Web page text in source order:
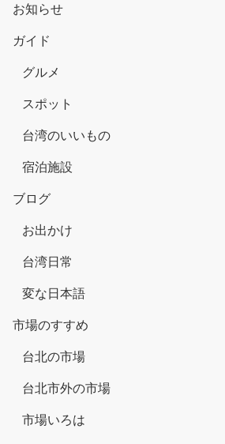
お知らせ
ガイド
グルメ
スポット
台湾のいいもの
宿泊施設
ブログ
お出かけ
台湾日常
変な日本語
市場のすすめ
台北の市場
台北市外の市場
市場いろは